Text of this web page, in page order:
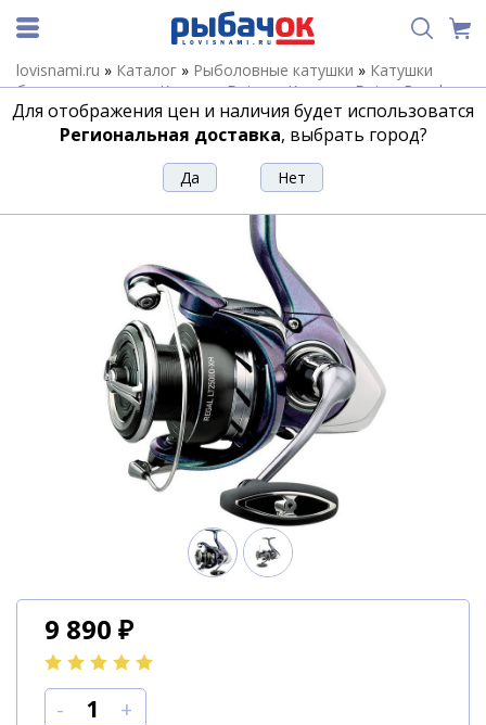
lovisnami.ru » Каталог » Рыболовные катушки » Катушки
безынерционные»Катушки Daiwa»Катушки Daiwa Regal»
Катушка Daiwa REGAL LT 24 5000D-C
Катушка Daiwa REGAL LT 24 5000D-C
9 890 ₽
- +
Для отображения цен и наличия будет использоватся
Региональная доставка, выбрать город?